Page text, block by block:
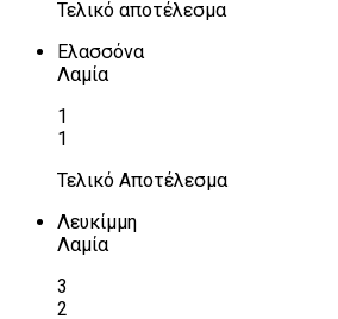
Τελικό αποτέλεσμα
Ελασσόνα
Λαμία
1
1
Τελικό Αποτέλεσμα
Λευκίμμη
Λαμία
3
2